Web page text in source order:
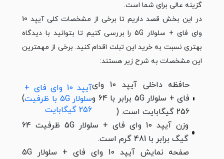
گزینه عالی برای شما است.
در این بخش قصد داریم تا برخی از مشخصات کلی آیپد 10
وای فای + سلولار 5G را بررسی کنیم تا بتوانید با دیدگاه
بهتری نسبت به خرید این تبلت اقدام کنید. برخی از مهم‎ترین
این مشخصات به شرح زیر هستند:
حافظه داخلی آیپد 10 وای
فای + سلولار 5G برابر با 64 و
256 گیگابایت است. (
آیپد 10 وای فای +
سلولار 5G با ظرفیت
256 گیگابایت
)
وزن آیپد 10 وای فای + سلولار 5G ظرفیت 64
گیگ برابر با 481 گرم است.
صفحه نمایش آیپد 10 وای فای + سلولار 5G